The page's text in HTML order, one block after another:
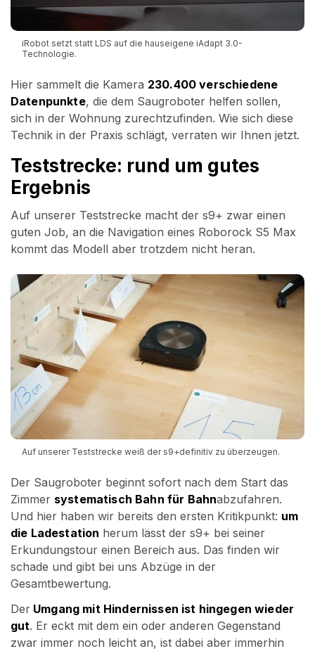
iRobot setzt statt LDS auf die hauseigene iAdapt 3.0-
Technologie.
Hier sammelt die Kamera 230.400 verschiedene
Datenpunkte, die dem Saugroboter helfen sollen,
sich in der Wohnung zurechtzufinden. Wie sich diese
Technik in der Praxis schlägt, verraten wir Ihnen jetzt.
Teststrecke: rund um gutes
Ergebnis
Auf unserer Teststrecke macht der s9+ zwar einen
guten Job, an die Navigation eines Roborock S5 Max
kommt das Modell aber trotzdem nicht heran.
Auf unserer Teststrecke weiß der s9+definitiv zu überzeugen.
Der Saugroboter beginnt sofort nach dem Start das
Zimmer systematisch Bahn für Bahnabzufahren.
Und hier haben wir bereits den ersten Kritikpunkt: um
die Ladestation herum lässt der s9+ bei seiner
Erkundungstour einen Bereich aus. Das finden wir
schade und gibt bei uns Abzüge in der
Gesamtbewertung.
Der Umgang mit Hindernissen ist hingegen wieder
gut. Er eckt mit dem ein oder anderen Gegenstand
zwar immer noch leicht an, ist dabei aber immerhin